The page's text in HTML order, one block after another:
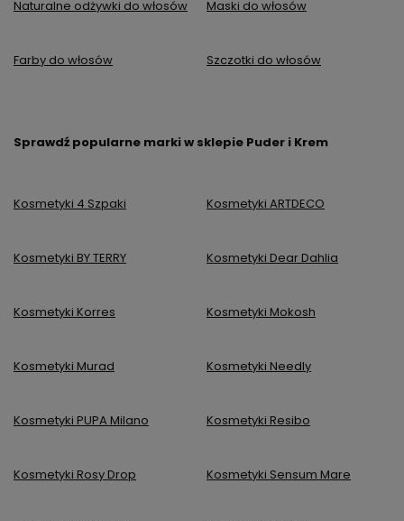
Naturalne odżywki do włosów Maski do włosów
Farby do włosów Szczotki do włosów
Sprawdź popularne marki w sklepie Puder i Krem
Kosmetyki 4 Szpaki Kosmetyki ARTDECO
Kosmetyki BY TERRY Kosmetyki Dear Dahlia
Kosmetyki Korres Kosmetyki Mokosh
Kosmetyki Murad Kosmetyki Needly
Kosmetyki PUPA Milano Kosmetyki Resibo
Kosmetyki Rosy Drop Kosmetyki Sensum Mare